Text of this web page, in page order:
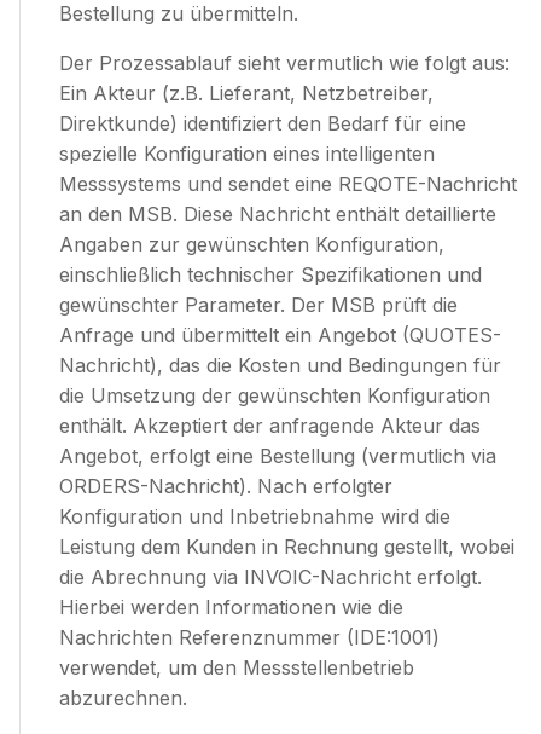
Bestellung zu übermitteln.
Der Prozessablauf sieht vermutlich wie folgt aus:
Ein Akteur (z.B. Lieferant, Netzbetreiber,
Direktkunde) identifiziert den Bedarf für eine
spezielle Konfiguration eines intelligenten
Messsystems und sendet eine REQOTE-Nachricht
an den MSB. Diese Nachricht enthält detaillierte
Angaben zur gewünschten Konfiguration,
einschließlich technischer Spezifikationen und
gewünschter Parameter. Der MSB prüft die
Anfrage und übermittelt ein Angebot (QUOTES-
Nachricht), das die Kosten und Bedingungen für
die Umsetzung der gewünschten Konfiguration
enthält. Akzeptiert der anfragende Akteur das
Angebot, erfolgt eine Bestellung (vermutlich via
ORDERS-Nachricht). Nach erfolgter
Konfiguration und Inbetriebnahme wird die
Leistung dem Kunden in Rechnung gestellt, wobei
die Abrechnung via INVOIC-Nachricht erfolgt.
Hierbei werden Informationen wie die
Nachrichten Referenznummer (IDE:1001)
verwendet, um den Messstellenbetrieb
abzurechnen.